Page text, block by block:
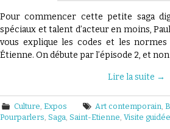
Pour commencer cette petite saga
spéciaux et talent d’acteur en moins,
vous explique les codes et les
Étienne. On débute par l’épisode 2, et
Lire la suite →
Culture,Expos Art contemporain,
Pourparlers, Saga, Saint-Etienne, Visite guidée